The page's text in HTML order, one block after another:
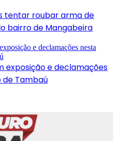
tentar roubar arma de
bairro de Mangabeira
exposição e declamações
de Tambaú